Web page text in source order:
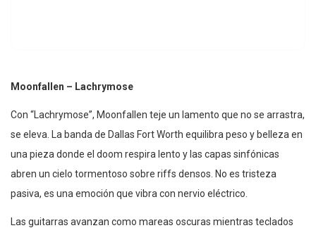
Moonfallen – Lachrymose
Con “Lachrymose”, Moonfallen teje un lamento que no se arrastra,
se eleva. La banda de Dallas Fort Worth equilibra peso y belleza en
una pieza donde el doom respira lento y las capas sinfónicas
abren un cielo tormentoso sobre riffs densos. No es tristeza
pasiva, es una emoción que vibra con nervio eléctrico.
Las guitarras avanzan como mareas oscuras mientras teclados